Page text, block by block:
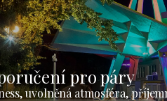
pro páry
uvolněná atmosféra,